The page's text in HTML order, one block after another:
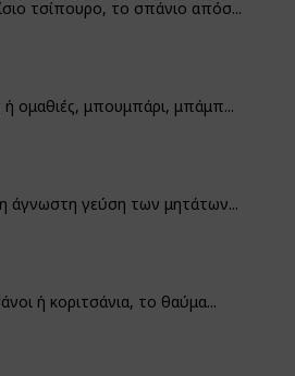
τσίπουρο, το σπάνιο απόσ...
ή ομαθιές, μπουμπάρι, μπάμπ...
η άγνωστη γεύση των μητάτων...
ή κοριτσάνια, το θαύμα...